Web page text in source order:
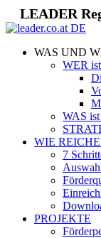
LEADER
WAS UND
WER
WAS
WIE
7
PROJEKTE